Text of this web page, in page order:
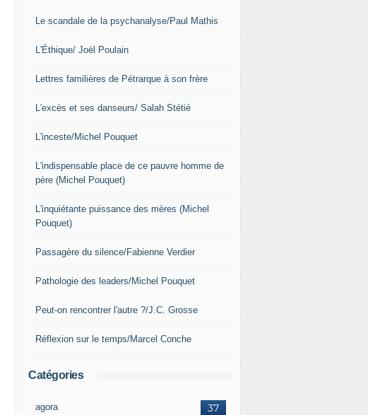
Le scandale de la psychanalyse/Paul Mathis
L'Éthique/ Joël Poulain
Lettres familières de Pétrarque à son frère
L'excès et ses danseurs/ Salah Stétié
L'inceste/Michel Pouquet
L'indispensable place de ce pauvre homme de
père (Michel Pouquet)
L'inquiétante puissance des mères (Michel
Pouquet)
Passagère du silence/Fabienne Verdier
Pathologie des leaders/Michel Pouquet
Peut-on rencontrer l'autre ?/J.C. Grosse
Réflexion sur le temps/Marcel Conche
Catégories
37
agora